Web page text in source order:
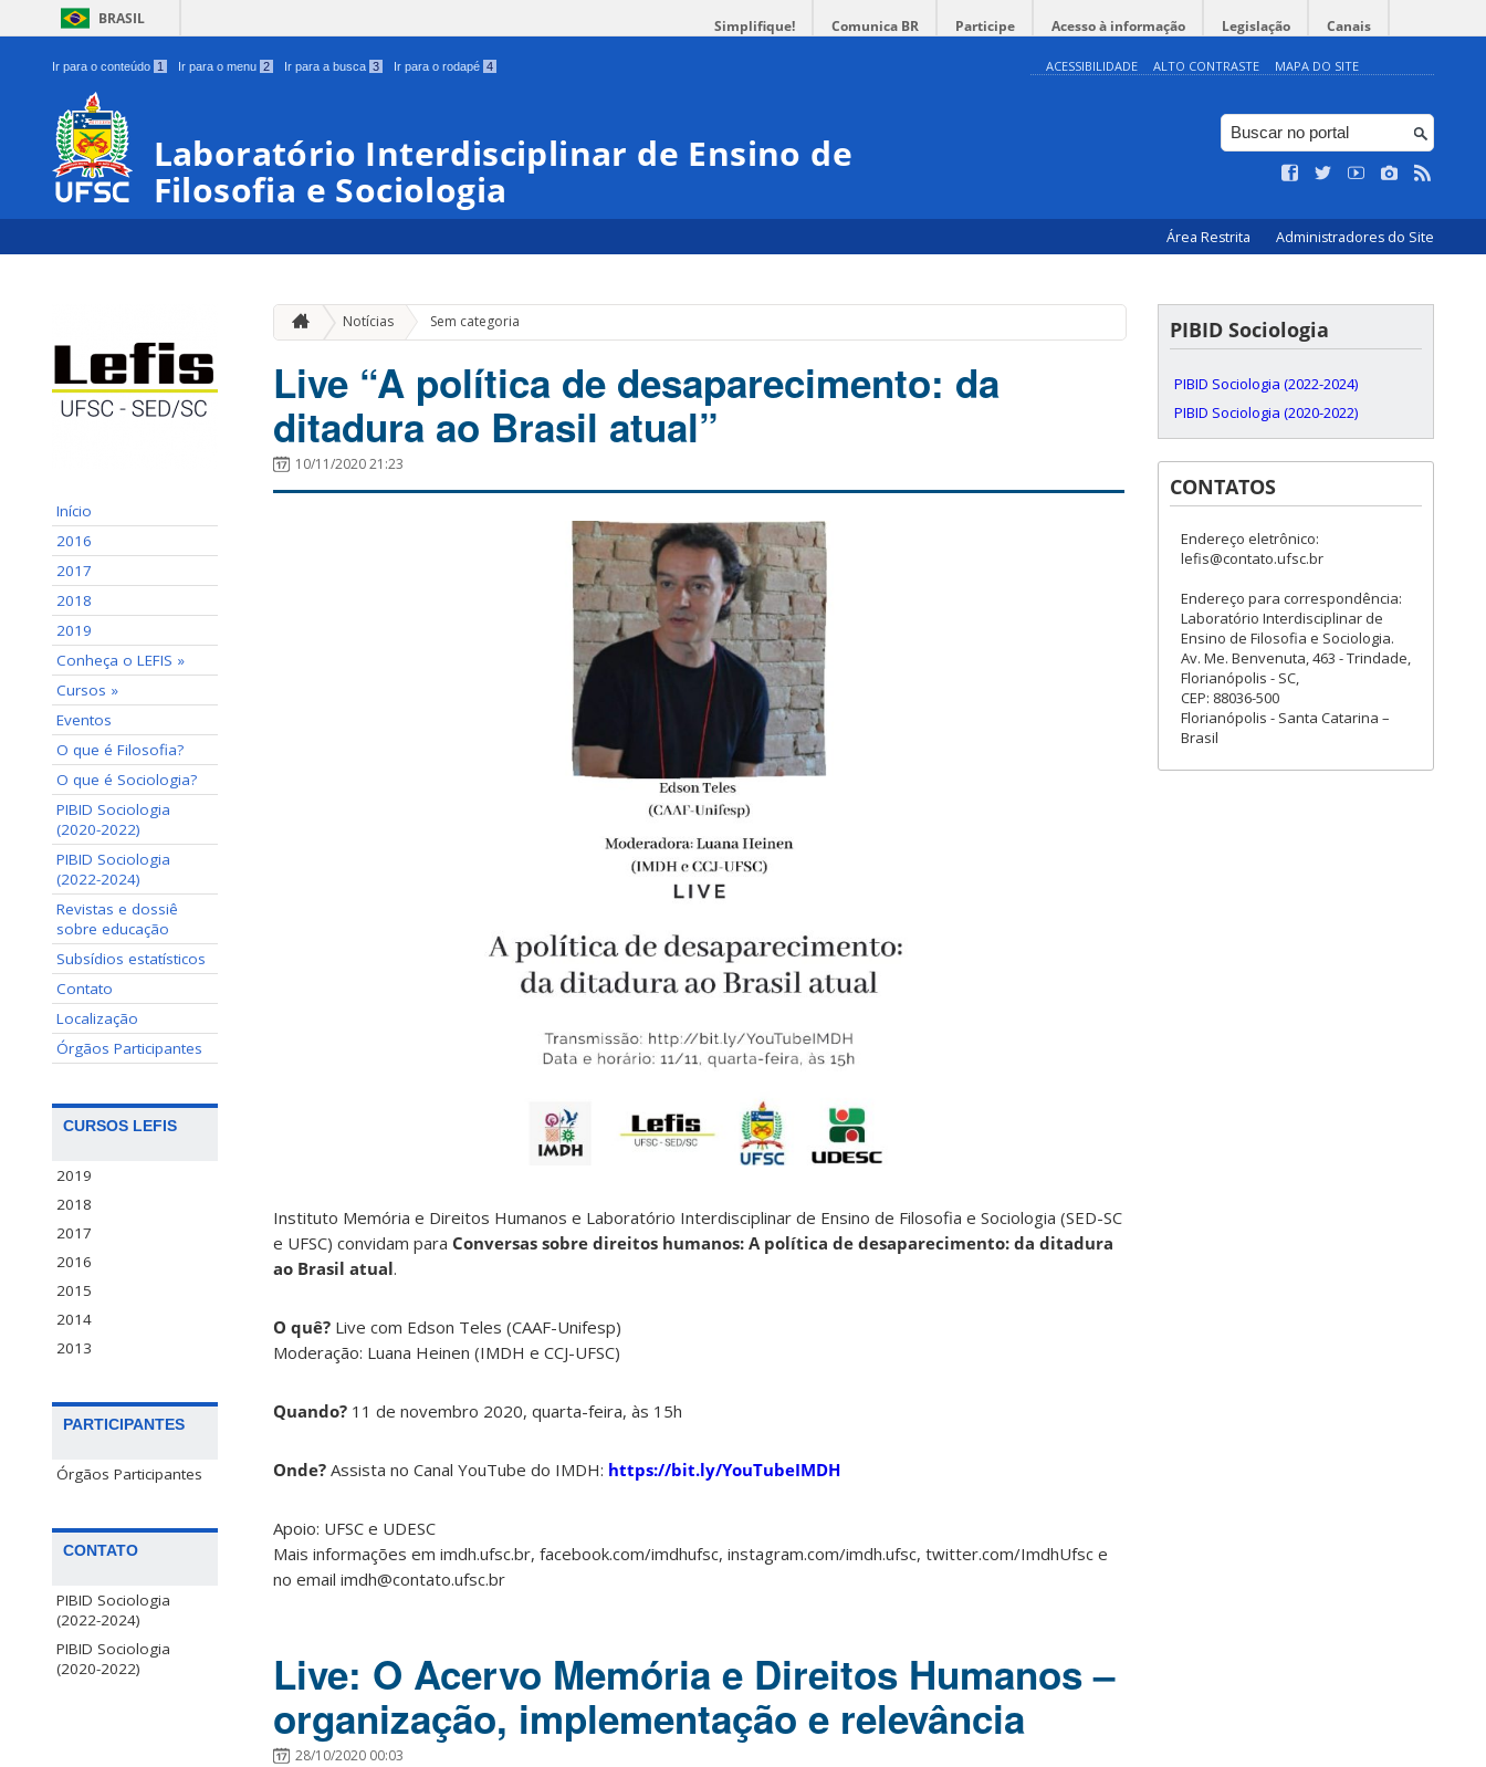
BRASIL Simplifique! Comunica BR Participe Acesso à informação Legislação Canais
Ir para o conteúdo 1 Ir para o menu 2 Ir para a busca 3 Ir para o rodapé 4 ACESSIBILIDADE ALTO CONTRASTE MAPA DO SITE
Laboratório Interdisciplinar de Ensino de
Filosofia e Sociologia
Área Restrita Administradores do Site
Início
2016
2017
2018
2019
Conheça o LEFIS »
Cursos »
Eventos
O que é Filosofia?
O que é Sociologia?
PIBID Sociologia
(2020-2022)
PIBID Sociologia
(2022-2024)
Revistas e dossiê
sobre educação
Subsídios estatísticos
Contato
Localização
Órgãos Participantes
CURSOS LEFIS
2019
2018
2017
2016
2015
2014
2013
PARTICIPANTES
Órgãos Participantes
CONTATO
PIBID Sociologia
(2022-2024)
PIBID Sociologia
(2020-2022)
Notícias Sem categoria
Live “A política de desaparecimento: da
ditadura ao Brasil atual”
10/11/2020 21:23
Instituto Memória e Direitos Humanos e Laboratório Interdisciplinar de Ensino de Filosofia e Sociologia (SED-SC
e UFSC) convidam para Conversas sobre direitos humanos: A política de desaparecimento: da ditadura
ao Brasil atual.
O quê? Live com Edson Teles (CAAF-Unifesp)
Moderação: Luana Heinen (IMDH e CCJ-UFSC)
Quando? 11 de novembro 2020, quarta-feira, às 15h
Onde? Assista no Canal YouTube do IMDH: https://bit.ly/YouTubeIMDH
Apoio: UFSC e UDESC
Mais informações em imdh.ufsc.br, facebook.com/imdhufsc, instagram.com/imdh.ufsc, twitter.com/ImdhUfsc e
no email imdh@contato.ufsc.br
Live: O Acervo Memória e Direitos Humanos –
organização, implementação e relevância
28/10/2020 00:03
PIBID Sociologia
PIBID Sociologia (2022-2024)
PIBID Sociologia (2020-2022)
CONTATOS
Endereço eletrônico:
lefis@contato.ufsc.br
Endereço para correspondência:
Laboratório Interdisciplinar de
Ensino de Filosofia e Sociologia.
Av. Me. Benvenuta, 463 - Trindade,
Florianópolis - SC,
CEP: 88036-500
Florianópolis - Santa Catarina –
Brasil